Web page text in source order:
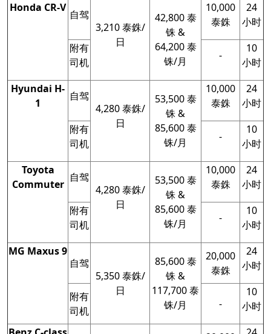
Honda CR-V
自驾
3,210 泰銖/
日
42,800 泰
铢 &
64,200 泰
铢/月
10,000
泰銖
24
小时
附有
司机
-
10
小时
Hyundai H-
1
自驾
4,280 泰銖/
日
53,500 泰
铢 &
85,600 泰
铢/月
10,000
泰銖
24
小时
附有
司机
-
10
小时
Toyota
Commuter
自驾
4,280 泰銖/
日
53,500 泰
铢 &
85,600 泰
铢/月
10,000
泰銖
24
小时
附有
司机
-
10
小时
MG Maxus 9
自驾
5,350 泰銖/
日
85,600 泰
铢 &
117,700 泰
铢/月
20,000
泰銖
24
小时
附有
司机
-
10
小时